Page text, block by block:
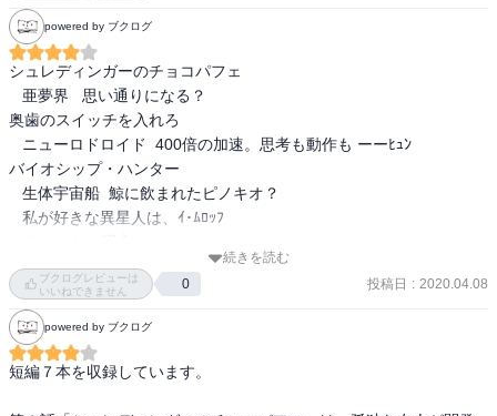
うところがSFの魅力だと改めて思わされた。どんでん返しものの作
品で騙されることに喜びを覚えるのと同じように、SF作品ではこん
なことも現実にありえるかもしれないと考えさせられることに快感
を得ている。
powered by ブクログ
シュレディンガーのチョコパフェ
奥歯のスイッチを入れろ
バイオシップ・ハンター
   呪いの言葉   気付かないうちに触れている？
まだ見ぬ冬の悲しみも
   パラレルワールド、拡散と収束、時の流れ、
   過去へも拡散？
七パーセントのテンムー
続きを読む
ブクログレビューは
いいねできません
0 投稿日 : 2020.04.08
powered by ブクログ
短編７本を収録しています。